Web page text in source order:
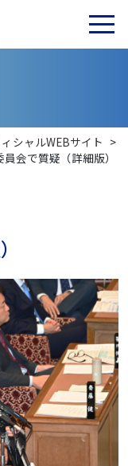
シャルWEBサイト >
会で質疑（詳細版）